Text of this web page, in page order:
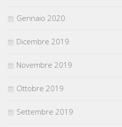
Gennaio 2020
Dicembre 2019
Novembre 2019
Ottobre 2019
Settembre 2019